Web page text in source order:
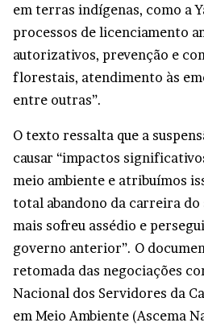
em terras indígenas, como a
processos de licenciamento
autorizativos, prevenção e
florestais, atendimento às
entre outras”.
O texto ressalta que a
causar “impactos
meio ambiente e atribuímos
total abandono da carreira
mais sofreu assédio e
governo anterior”. O
retomada das negociações
Nacional dos Servidores da
em Meio Ambiente (Ascema